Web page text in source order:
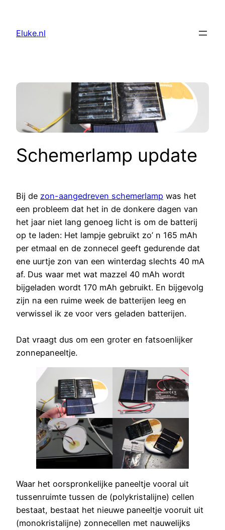
content
Eluke.nl
Schemerlamp update
Bij de zon-aangedreven schemerlamp was het
een probleem dat het in de donkere dagen van
het jaar niet lang genoeg licht is om de batterij
op te laden: Het lampje gebruikt zo’ n 165 mAh
per etmaal en de zonnecel geeft gedurende dat
ene uurtje zon van een winterdag slechts 40 mA
af. Dus waar met wat mazzel 40 mAh wordt
bijgeladen wordt 170 mAh gebruikt. En bijgevolg
zijn na een ruime week de batterijen leeg en
verwissel ik ze voor vers geladen batterijen.
Dat vraagt dus om een groter en fatsoenlijker
zonnepaneeltje.
Waar het oorspronkelijke paneeltje vooral uit
tussenruimte tussen de (polykristalijne) cellen
bestaat, bestaat het nieuwe paneeltje vooruit uit
(monokristalijne) zonnecellen met nauwelijks